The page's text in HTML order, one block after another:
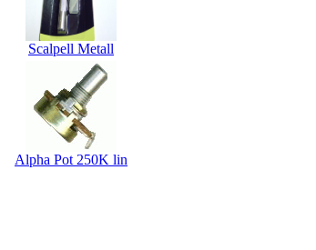
Scalpell Metall
Alpha Pot 250K lin